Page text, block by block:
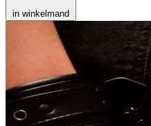
in winkelmand